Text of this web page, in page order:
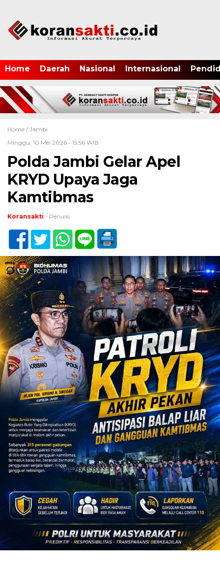
Home Daerah Nasional Internasional
Home / Jambi
Minggu, 10 Mei 2026 - 15:56 WIB
Polda Jambi Gelar Apel
KRYD Upaya Jaga
Kamtibmas
Koransakti - Penulis